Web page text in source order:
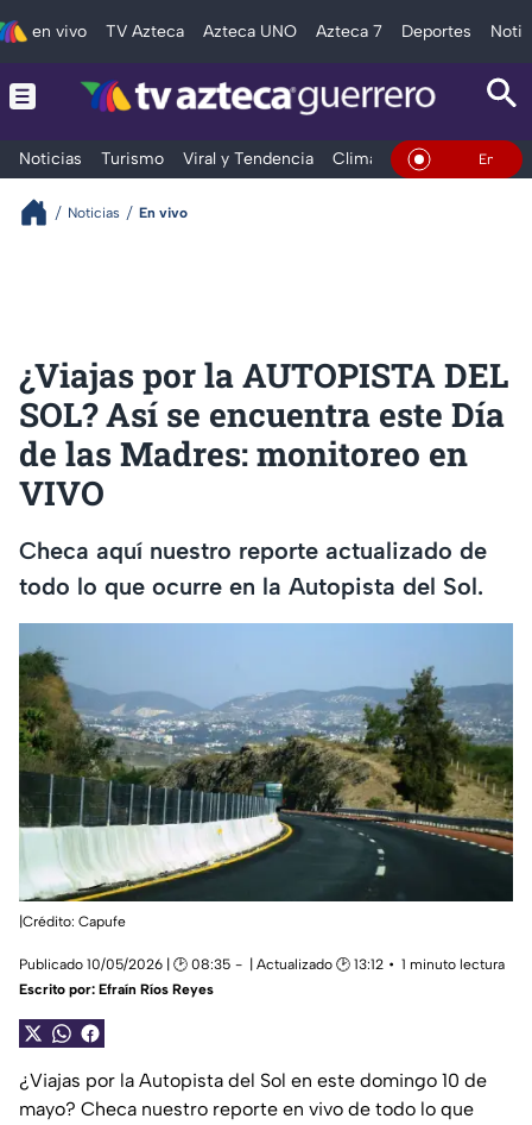
en vivo TV Azteca Azteca UNO Azteca 7 Deportes
Noticias Turismo Viral y Tendencia Clima Deportes En Vivo
Noticias En vivo
¿Viajas por la AUTOPISTA DEL
SOL? Así se encuentra este Día
de las Madres: monitoreo en
VIVO
Checa aquí nuestro reporte actualizado de
todo lo que ocurre en la Autopista del Sol.
|Crédito: Capufe
Publicado 10/05/2026 | 🕑 08:35 | Actualizado 🕑 13:12
1 minuto lectura
Escrito por: Efraín Ríos Reyes
¿Viajas por la Autopista del Sol en este domingo 10 de
mayo? Checa nuestro reporte en vivo de todo lo que